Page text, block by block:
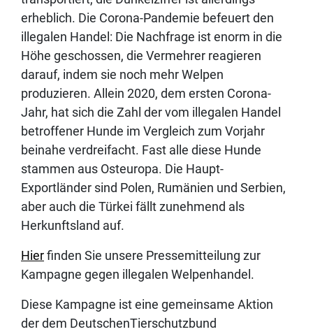
erheblich. Die Corona-Pandemie befeuert den
illegalen Handel: Die Nachfrage ist enorm in die
Höhe geschossen, die Vermehrer reagieren
darauf, indem sie noch mehr Welpen
produzieren. Allein 2020, dem ersten Corona-
Jahr, hat sich die Zahl der vom illegalen Handel
betroffener Hunde im Vergleich zum Vorjahr
beinahe verdreifacht. Fast alle diese Hunde
stammen aus Osteuropa. Die Haupt-
Exportländer sind Polen, Rumänien und Serbien,
aber auch die Türkei fällt zunehmend als
Herkunftsland auf.
Hierfinden Sie unsere Pressemitteilung zur
Kampagne gegen illegalen Welpenhandel.
Diese Kampagne ist eine gemeinsame Aktion
der dem DeutschenTierschutzbund